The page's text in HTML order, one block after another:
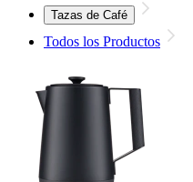
Tazas de Café
Todos los Productos